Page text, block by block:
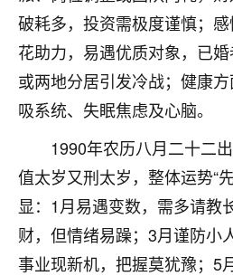
破耗多，投资需极度谨慎；
花助力，易遇优质对象，已
或两地分居引发冷战；健康
吸系统、失眠焦虑及心脑。
1990年农历八月二十二
值太岁又刑太岁，整体运势“
显：1月易遇变数，需多请教
财，但情绪易躁；3月谨防小
事业现新机，把握莫犹豫；5
鹿森：可怜天下父母心
3小时前 来自河北
付深
三个，找老师的时候是抱
着我晋升有望，我半信半
太岁还有一个发钱粮，本
后，我以为都没戏了，结果
职第一个就是我，职务无
3000，非常开心，无论如